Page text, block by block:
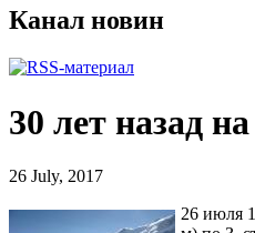
Канал новин
30 лет назад
26 July, 2017
26 июля